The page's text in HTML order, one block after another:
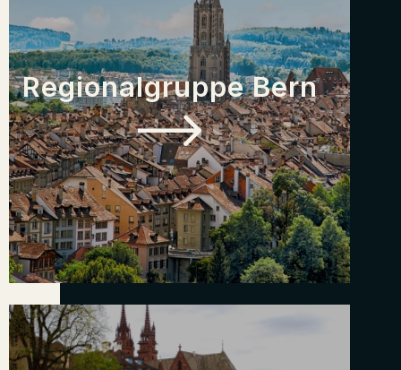
Regionalgruppe Bern